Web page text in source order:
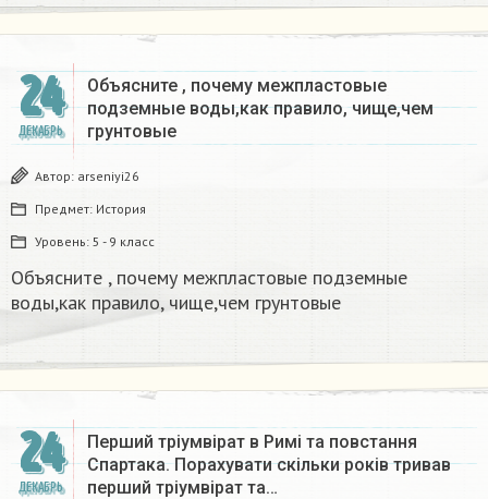
24
ДЕКАБРЬ
Объясните , почему межпластовые
подземные воды,как правило, чище,чем
грунтовые​
Автор: arseniyi26
Предмет: История
Уровень: 5 - 9 класс
Объясните , почему межпластовые подземные
воды,как правило, чище,чем грунтовые​
24
ДЕКАБРЬ
Перший тріумвірат в Римі та повстання
Спартака. Порахувати скільки років тривав
перший тріумвірат та…